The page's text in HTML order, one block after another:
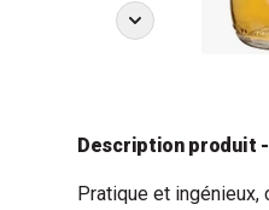
Description produit -
Pratique et ingénieux,